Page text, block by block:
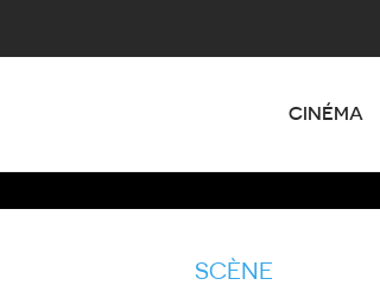
CINÉMA
SCÈNE